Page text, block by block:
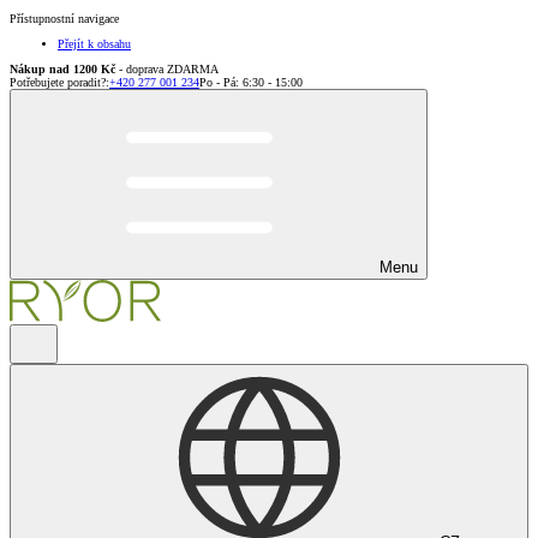
Přístupnostní navigace
Přejít k obsahu
Nákup nad 1200 Kč - doprava ZDARMA
Potřebujete poradit?:+420 277 001 234Po - Pá: 6:30 - 15:00
Menu